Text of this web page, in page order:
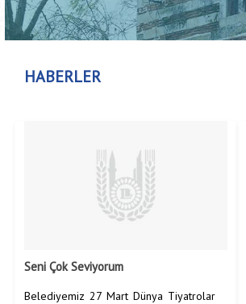
HABERLER
Seni Çok Seviyorum
Belediyemiz 27 Mart Dünya Tiyatrolar